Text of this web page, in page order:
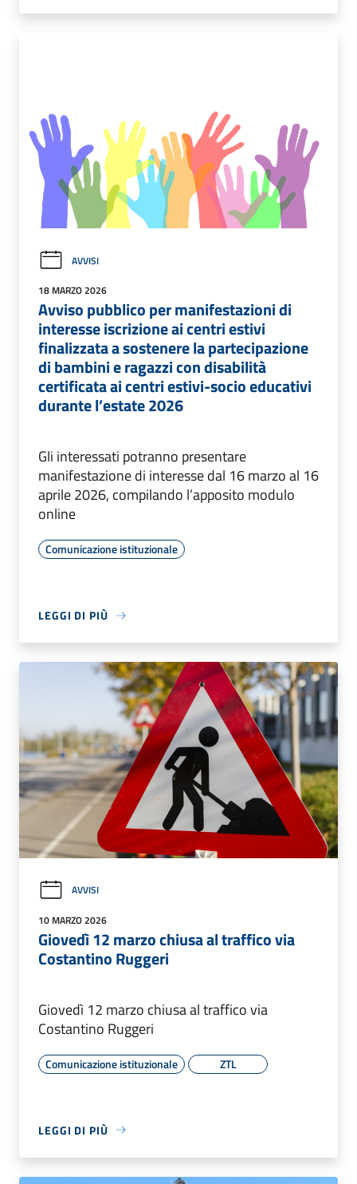
AVVISI
18 MARZO 2026
Avviso pubblico per manifestazioni di
interesse iscrizione ai centri estivi
finalizzata a sostenere la partecipazione
di bambini e ragazzi con disabilità
certificata ai centri estivi-socio educativi
durante l’estate 2026
Gli interessati potranno presentare
manifestazione di interesse dal 16 marzo al 16
aprile 2026, compilando l’apposito modulo
online
Comunicazione istituzionale
LEGGI DI PIÙ
AVVISI
10 MARZO 2026
Giovedì 12 marzo chiusa al traffico via
Costantino Ruggeri
Giovedì 12 marzo chiusa al traffico via
Costantino Ruggeri
Comunicazione istituzionale ZTL
LEGGI DI PIÙ